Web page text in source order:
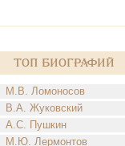
Топ Биографий
М.В. Ломоносов
В.А. Жуковский
А.С. Пушкин
М.Ю. Лермонтов